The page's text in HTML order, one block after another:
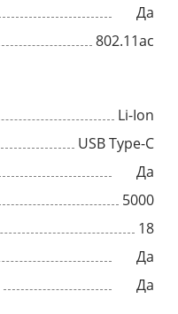
Да
802.11ac
Li-Ion
USB Type-C
Да
5000
18
Да
Да